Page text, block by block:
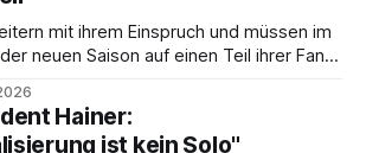
mit ihrem Einspruch und müssen im
neuen Saison auf einen Teil ihrer Fans
Hainer:
ist kein Solo"